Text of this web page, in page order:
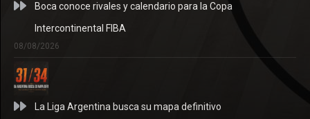
Boca conoce rivales y calendario para la Copa
Intercontinental FIBA
08/08/2026
La Liga Argentina busca su mapa definitivo